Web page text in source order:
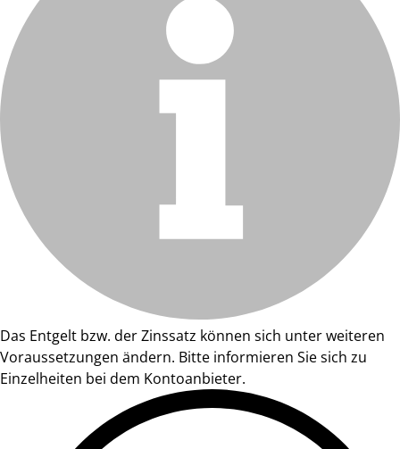
Das Entgelt bzw. der Zinssatz können sich unter weiteren
Voraussetzungen ändern. Bitte informieren Sie sich zu
Einzelheiten bei dem Kontoanbieter.